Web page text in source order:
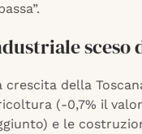
sceso
crescita della
(-0,7% il
e le